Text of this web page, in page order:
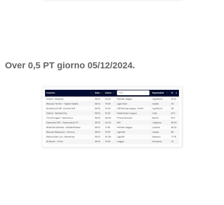
Over 0,5 PT giorno 05/12/2024.